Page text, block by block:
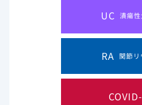
UC 潰瘍
RA 関節